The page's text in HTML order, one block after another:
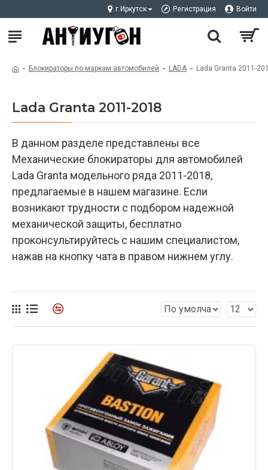
г.Иркутск Регистрация Войти
Блокираторы по маркам автомобилей LADA Lada Granta 2011-
Lada Granta 2011-2018
В данном разделе представлены все
Механические блокираторы для автомобилей
Lada Granta модельного ряда 2011-2018,
предлагаемые в нашем магазине. Если
возникают трудности с подбором надежной
механической защиты, бесплатно
проконсультируйтесь с нашим специалистом,
нажав на кнопку чата в правом нижнем углу.